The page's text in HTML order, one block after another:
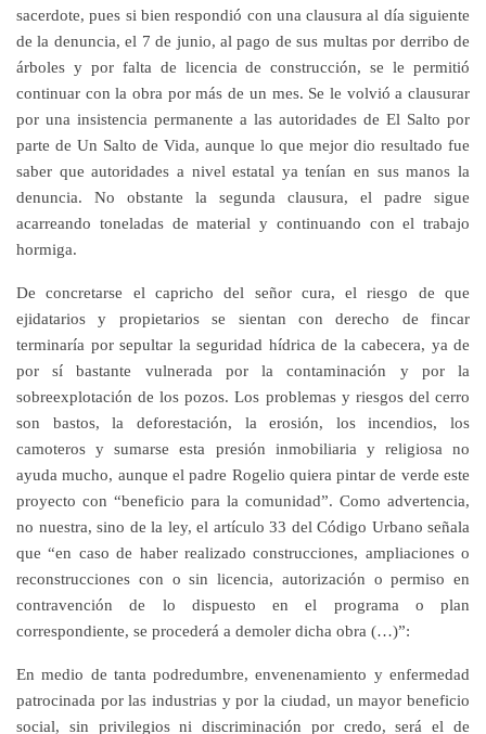
sacerdote, pues si bien respondió con una clausura al día siguiente
de la denuncia, el 7 de junio, al pago de sus multas por derribo de
árboles y por falta de licencia de construcción, se le permitió
continuar con la obra por más de un mes. Se le volvió a clausurar
por una insistencia permanente a las autoridades de El Salto por
parte de Un Salto de Vida, aunque lo que mejor dio resultado fue
saber que autoridades a nivel estatal ya tenían en sus manos la
denuncia. No obstante la segunda clausura, el padre sigue
acarreando toneladas de material y continuando con el trabajo
hormiga.
De concretarse el capricho del señor cura, el riesgo de que
ejidatarios y propietarios se sientan con derecho de fincar
terminaría por sepultar la seguridad hídrica de la cabecera, ya de
por sí bastante vulnerada por la contaminación y por la
sobreexplotación de los pozos. Los problemas y riesgos del cerro
son bastos, la deforestación, la erosión, los incendios, los
camoteros y sumarse esta presión inmobiliaria y religiosa no
ayuda mucho, aunque el padre Rogelio quiera pintar de verde este
proyecto con “beneficio para la comunidad”. Como advertencia,
no nuestra, sino de la ley, el artículo 33 del Código Urbano señala
que “en caso de haber realizado construcciones, ampliaciones o
reconstrucciones con o sin licencia, autorización o permiso en
contravención de lo dispuesto en el programa o plan
correspondiente, se procederá a demoler dicha obra (…)”:
En medio de tanta podredumbre, envenenamiento y enfermedad
patrocinada por las industrias y por la ciudad, un mayor beneficio
social, sin privilegios ni discriminación por credo, será el de